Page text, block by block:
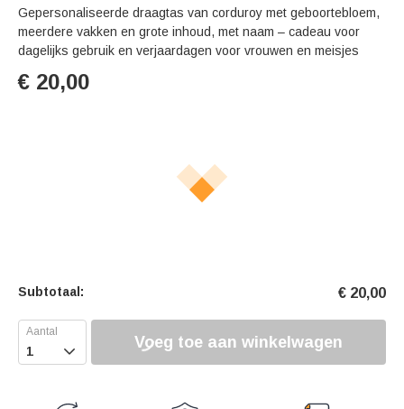
Gepersonaliseerde draagtas van corduroy met geboortebloem,
meerdere vakken en grote inhoud, met naam – cadeau voor
dagelijks gebruik en verjaardagen voor vrouwen en meisjes
€ 20,00
Subtotaal: € 20,00
 Voeg toe aan winkelwagen